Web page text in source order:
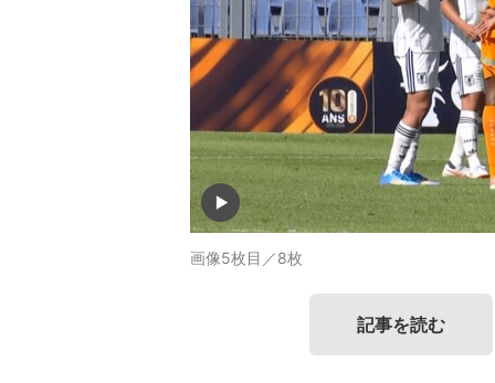
画像5枚目／8枚
記事を読む